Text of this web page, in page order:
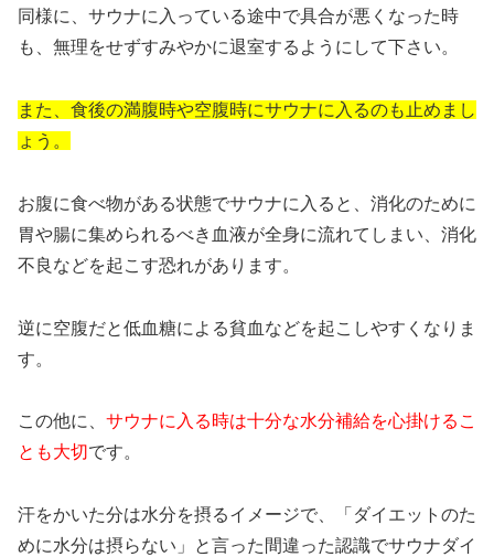
同様に、サウナに入っている途中で具合が悪くなった時
も、無理をせずすみやかに退室するようにして下さい。
また、食後の満腹時や空腹時にサウナに入るのも止めまし
ょう。
お腹に食べ物がある状態でサウナに入ると、消化のために
胃や腸に集められるべき血液が全身に流れてしまい、消化
不良などを起こす恐れがあります。
逆に空腹だと低血糖による貧血などを起こしやすくなりま
す。
この他に、 サウナに入る時は十分な水分補給を心掛けるこ
とも大切 です。
汗をかいた分は水分を摂るイメージで、「ダイエットのた
めに水分は摂らない」と言った間違った認識でサウナダイ